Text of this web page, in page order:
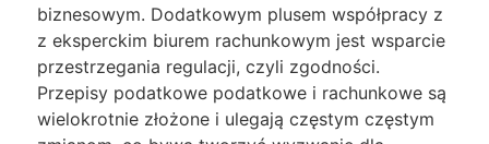
biznesowym. Dodatkowym plusem współpracy z
z eksperckim biurem rachunkowym jest wsparcie
przestrzegania regulacji, czyli zgodności.
Przepisy podatkowe podatkowe i rachunkowe są
wielokrotnie złożone i ulegają częstym częstym